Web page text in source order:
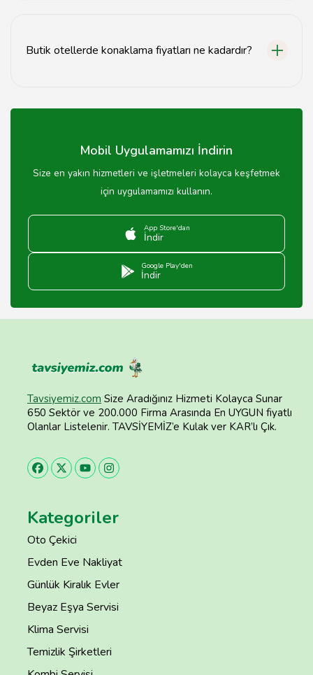
Butik otellerde konaklama fiyatları ne kadardır?
konumuna ve sunduğu hizmetlere göre değişiklik
Mobil Uygulamamızı İndirin
Size en yakın hizmetleri ve işletmeleri kolayca keşfetmek
için uygulamamızı kullanın.
App Store'dan
İndir
Google Play'den
İndir
Tavsiyemiz.com Size Aradığınız Hizmeti Kolayca Sunar
650 Sektör ve 200.000 Firma Arasında En UYGUN fiyatlı
Olanlar Listelenir. TAVSİYEMİZ’e Kulak ver KAR’lı Çık.
Kategoriler
Oto Çekici
Evden Eve Nakliyat
Günlük Kiralık Evler
Beyaz Eşya Servisi
Klima Servisi
Temizlik Şirketleri